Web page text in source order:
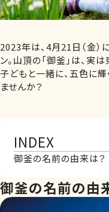
2023年は、4月21日（金
ン。山頂の「御釜」は、実
子どもと一緒に、五色に
ませんか？
INDEX
御釜の名前の由来は？
御釜の名前の由